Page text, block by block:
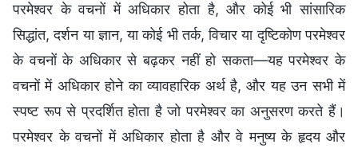
परमेश्वर के वचनों में अधिकार होता है, और कोई भी सांसारिक
सिद्धांत, दर्शन या ज्ञान, या कोई भी तर्क, विचार या दृष्टिकोण परमेश्वर
के वचनों के अधिकार से बढ़कर नहीं हो सकता—यह परमेश्वर के
वचनों में अधिकार होने का व्यावहारिक अर्थ है, और यह उन सभी में
स्पष्ट रूप से प्रदर्शित होता है जो परमेश्वर का अनुसरण करते हैं।
परमेश्वर के वचनों में अधिकार होता है और वे मनुष्य के हृदय और